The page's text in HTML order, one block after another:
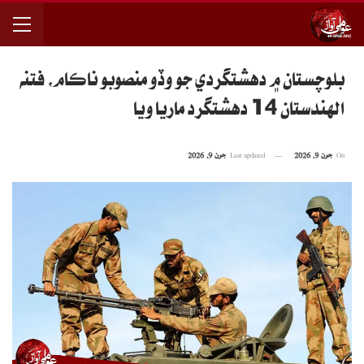
بلوچستان ۾ دهشتگردي جو وڏو منصوبو ناڪام، فتنه
الهندستان 14 دهشتگرد ماريا ويا